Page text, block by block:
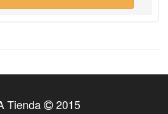
Tienda 2015